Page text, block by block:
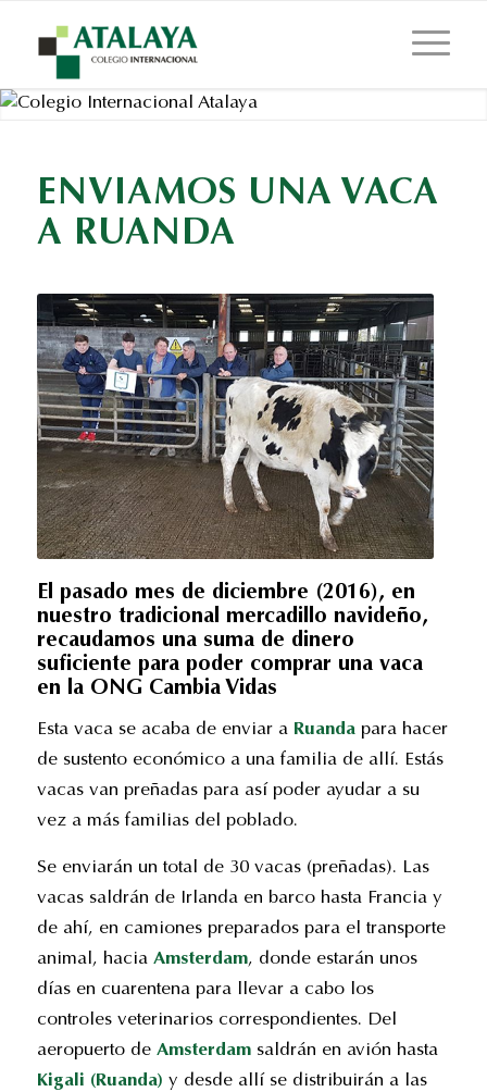
ENVIAMOS UNA VACA
A RUANDA
El pasado mes de diciembre (2016), en
nuestro tradicional mercadillo navideño,
recaudamos una suma de dinero
suficiente para poder comprar una vaca
en la ONG Cambia Vidas
Esta vaca se acaba de enviar a Ruandapara hacer
de sustento económico a una familia de allí. Estás
vacas van preñadas para así poder ayudar a su
vez a más familias del poblado.
Se enviarán un total de 30 vacas (preñadas). Las
vacas saldrán de Irlanda en barco hasta Francia y
de ahí, en camiones preparados para el transporte
animal, hacia Amsterdam, donde estarán unos
días en cuarentena para llevar a cabo los
controles veterinarios correspondientes. Del
aeropuerto de Amsterdamsaldrán en avión hasta
Kigali (Ruanda) y desde allí se distribuirán a las